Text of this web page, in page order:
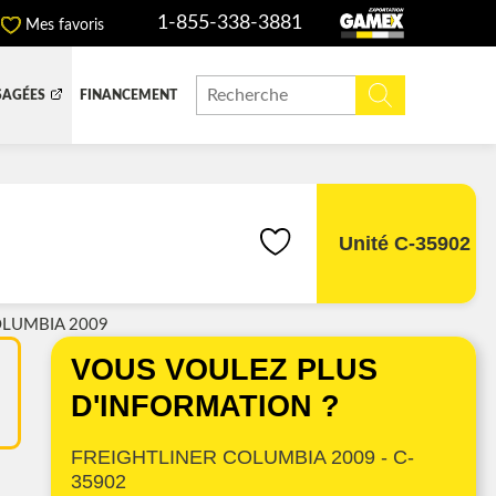
Mes favoris 1-855-338-3881
(DEF/DPF)
FINANCEMENT
Unité C-35902
2009
VOUS VOULEZ PLUS
D'INFORMATION ?
FREIGHTLINER COLUMBIA 2009 - C-
35902